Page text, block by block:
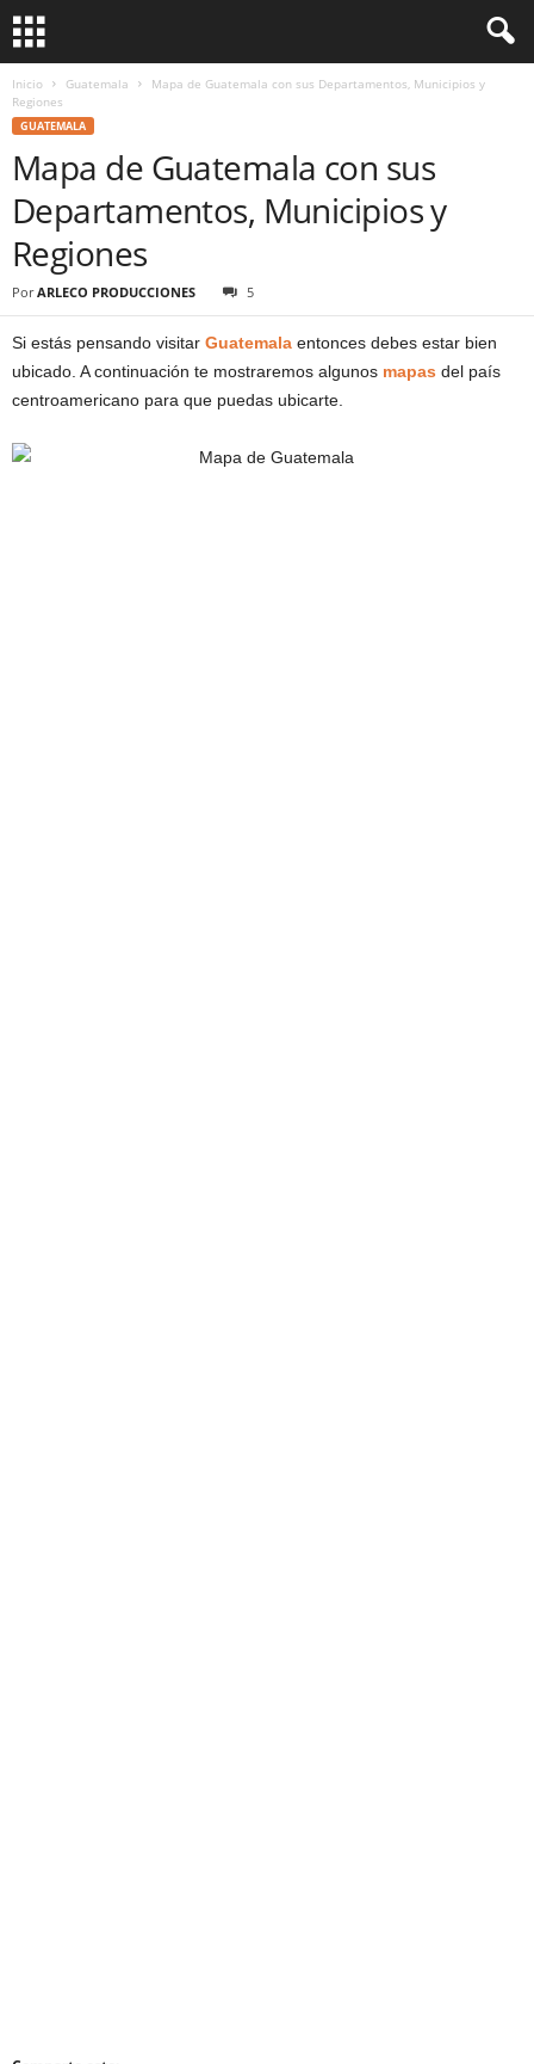
Inicio Guatemala
Mapa de Guatemala con sus Departamentos, Municipios y
Regiones
GUATEMALA
Mapa de Guatemala con sus
Departamentos, Municipios y
Regiones
Por ARLECO PRODUCCIONES 5
Si estás pensando visitar Guatemala entonces debes estar bien
ubicado. A continuación te mostraremos algunos mapas del país
centroamericano para que puedas ubicarte.